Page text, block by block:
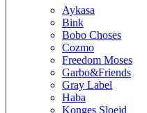
Aykasa
Bink
Bobo Choses
Cozmo
Freedom Moses
Garbo&Friends
Gray Label
Haba
Konges Sloejd